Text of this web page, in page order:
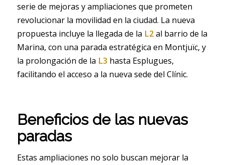
serie de mejoras y ampliaciones que prometen
revolucionar la movilidad en la ciudad. La nueva
propuesta incluye la llegada de la L2al barrio de la
Marina, con una parada estratégica en Montjuïc, y
la prolongación de la L3 hasta Esplugues,
facilitando el acceso a la nueva sede del Clínic.
Beneficios de las nuevas
paradas
Estas ampliaciones no solo buscan mejorar la